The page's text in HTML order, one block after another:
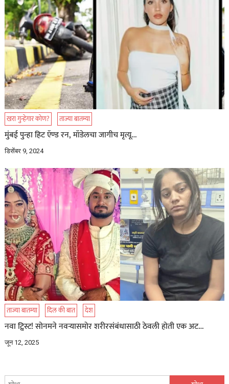
खरा गुन्हेगार कोण? ताज्या बातम्या
मुंबई पुन्हा हिट ऍण्ड रन, मॉडेलचा जागीच मृत्यू…
डिसेंबर 9, 2024
ताज्या बातम्या दिल की बात देश
नवा ट्विस्ट! सोनमने नवऱ्यासमोर शरीरसंबंधासाठी ठेवली होती एक अट…
जून 12, 2025